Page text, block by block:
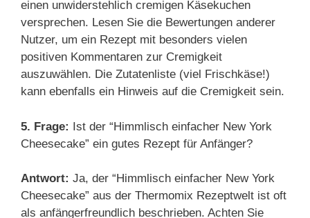
einen unwiderstehlich cremigen Käsekuchen
versprechen. Lesen Sie die Bewertungen anderer
Nutzer, um ein Rezept mit besonders vielen
positiven Kommentaren zur Cremigkeit
auszuwählen. Die Zutatenliste (viel Frischkäse!)
kann ebenfalls ein Hinweis auf die Cremigkeit sein.
5. Frage: Ist der “Himmlisch einfacher New York
Cheesecake” ein gutes Rezept für Anfänger?
Antwort: Ja, der “Himmlisch einfacher New York
Cheesecake” aus der Thermomix Rezeptwelt ist oft
als anfängerfreundlich beschrieben. Achten Sie